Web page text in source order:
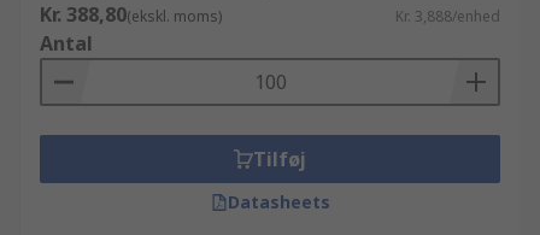
Kr. 388,80(ekskl. moms) Kr. 3,888/enhed
Antal
Tilføj
Datasheets